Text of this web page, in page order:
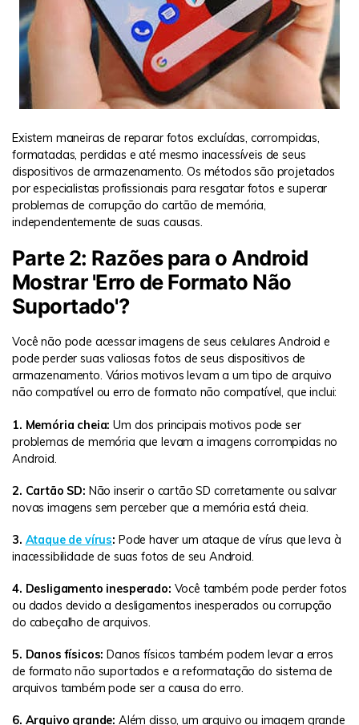
Existem maneiras de reparar fotos excluídas, corrompidas,
formatadas, perdidas e até mesmo inacessíveis de seus
dispositivos de armazenamento. Os métodos são projetados
por especialistas profissionais para resgatar fotos e superar
problemas de corrupção do cartão de memória,
independentemente de suas causas.
Parte 2: Razões para o Android
Mostrar 'Erro de Formato Não
Suportado'?
Você não pode acessar imagens de seus celulares Android e
pode perder suas valiosas fotos de seus dispositivos de
armazenamento. Vários motivos levam a um tipo de arquivo
não compatível ou erro de formato não compatível, que inclui:
1. Memória cheia:Um dos principais motivos pode ser
problemas de memória que levam a imagens corrompidas no
Android.
2. Cartão SD: Não inserir o cartão SD corretamente ou salvar
novas imagens sem perceber que a memória está cheia.
3. Ataque de vírus: Pode haver um ataque de vírus que leva à
inacessibilidade de suas fotos de seu Android.
4. Desligamento inesperado: Você também pode perder fotos
ou dados devido a desligamentos inesperados ou corrupção
do cabeçalho de arquivos.
5. Danos físicos:Danos físicos também podem levar a erros
de formato não suportados e a reformatação do sistema de
arquivos também pode ser a causa do erro.
6. Arquivo grande: Além disso, um arquivo ou imagem grande